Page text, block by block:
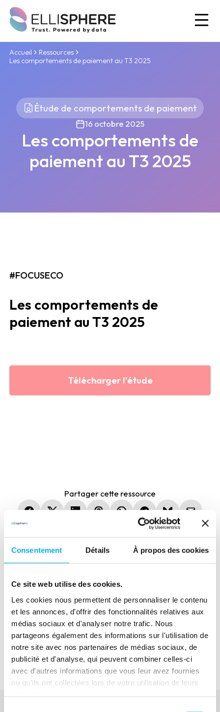
Consentement Détails À propos des cookies
Ce site web utilise des cookies.
Les cookies nous permettent de personnaliser le contenu
et les annonces, d'offrir des fonctionnalités relatives aux
médias sociaux et d'analyser notre trafic. Nous
partageons également des informations sur l'utilisation de
notre site avec nos partenaires de médias sociaux, de
publicité et d'analyse, qui peuvent combiner celles-ci
avec d'autres informations que vous leur avez fournies
ou qu'ils ont collectées lors de votre utilisation de leurs
Accueil
Ressources
Les comportements de paiement au T3 2025
Étude de comportements de paiement
16 octobre 2025
Les comportements de
paiement au T3 2025
#FOCUSECO
Les comportements de
paiement au T3 2025
Télécharger l'étude
Partager cette ressource
(nouvelle fenêtre)
(nouvelle fenêtre)
(nouvelle fenêtre)
(nouvelle fenêtre)
(nouvelle
Ressource précédente
La dynamique entrepreneuriale en France 2ème
trimestre 2026
Eric Latreuille, Vice-Président International de
l'AFDCC